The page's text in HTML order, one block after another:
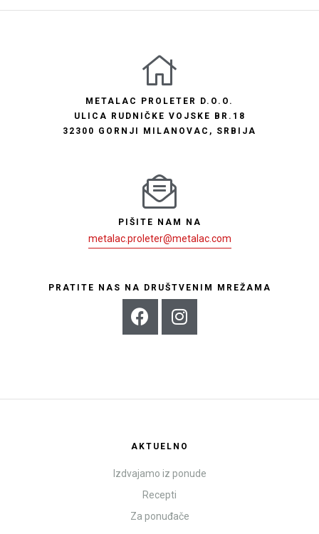
METALAC PROLETER D.O.O.
ULICA RUDNIČKE VOJSKE BR.18
32300 GORNJI MILANOVAC, SRBIJA
PIŠITE NAM NA
metalac.proleter@metalac.com
PRATITE NAS NA DRUŠTVENIM MREŽAMA
AKTUELNO
Izdvajamo iz ponude
Recepti
Za ponuđače